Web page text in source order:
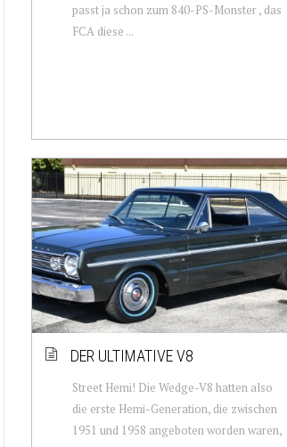
passt ja schon zum 840-PS-Monster , das
FCA diese ...
DER ULTIMATIVE V8
Street Hemi! Die Wedge-V8 hatten also
die erste Hemi-Generation, die zwischen
1951 und 1958 angeboten worden waren,